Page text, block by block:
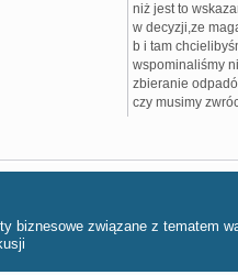
niż jest to
w decyzji,ze
b i tam
wspominaliśmy
zbieranie
czy musimy
biznesowe związane z tematem